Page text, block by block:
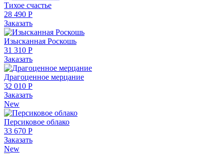
Тихое счастье
28 490 Р
Заказать
Изысканная Роскошь
31 310 Р
Заказать
Драгоценное мерцание
32 010 Р
Заказать
New
Персиковое облако
33 670 Р
Заказать
New